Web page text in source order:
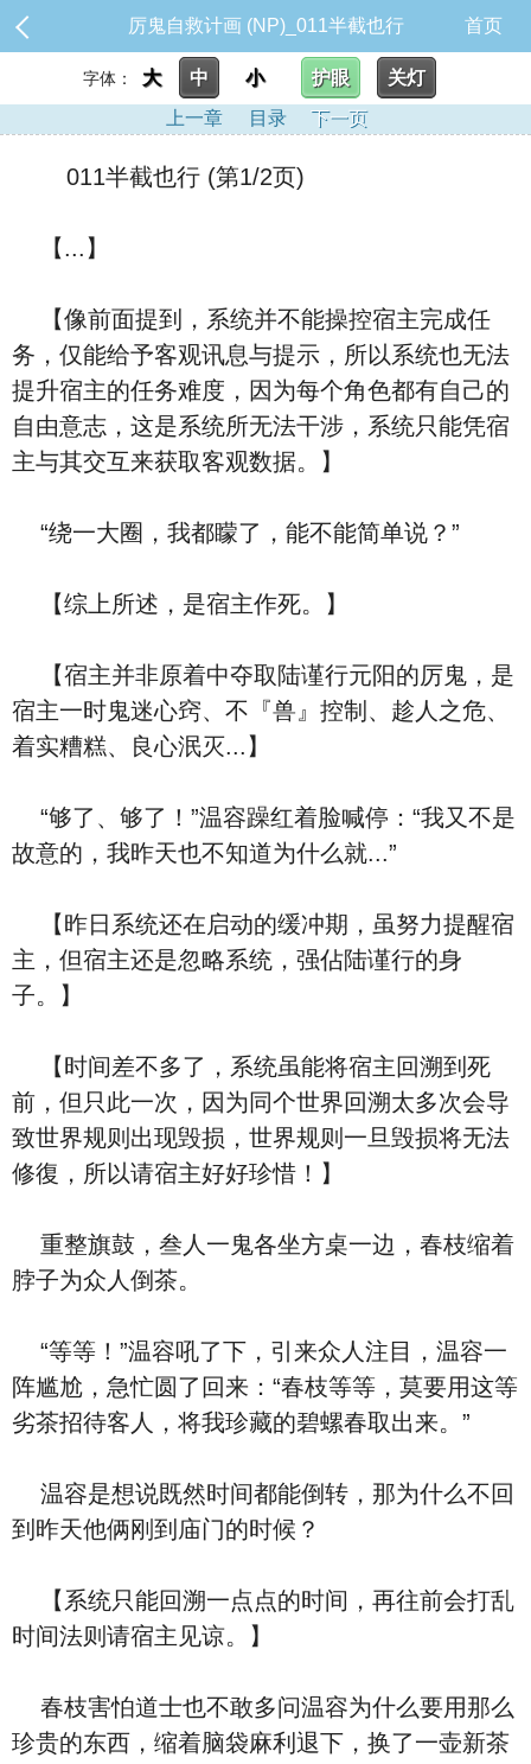
厉鬼自救计画 (NP)_011半截也行 首页
字体： 大 中 小 护眼
关灯
上一章
目录 下一页
011半截也行 (第1/2页)
【...】
【像前面提到，系统并不能操控宿主完成任
务，仅能给予客观讯息与提示，所以系统也无法
提升宿主的任务难度，因为每个角色都有自己的
自由意志，这是系统所无法干涉，系统只能凭宿
主与其交互来获取客观数据。】
“绕一大圈，我都矇了，能不能简单说？”
【综上所述，是宿主作死。】
【宿主并非原着中夺取陆谨行元阳的厉鬼，是
宿主一时鬼迷心窍、不『兽』控制、趁人之危、
着实糟糕、良心泯灭...】
“够了、够了！”温容躁红着脸喊停：“我又不是
故意的，我昨天也不知道为什么就...”
【昨日系统还在启动的缓冲期，虽努力提醒宿
主，但宿主还是忽略系统，强佔陆谨行的身
子。】
【时间差不多了，系统虽能将宿主回溯到死
前，但只此一次，因为同个世界回溯太多次会导
致世界规则出现毁损，世界规则一旦毁损将无法
修復，所以请宿主好好珍惜！】
重整旗鼓，叁人一鬼各坐方桌一边，春枝缩着
脖子为众人倒茶。
“等等！”温容吼了下，引来众人注目，温容一
阵尴尬，急忙圆了回来：“春枝等等，莫要用这等
劣茶招待客人，将我珍藏的碧螺春取出来。”
温容是想说既然时间都能倒转，那为什么不回
到昨天他俩刚到庙门的时候？
【系统只能回溯一点点的时间，再往前会打乱
时间法则请宿主见谅。】
春枝害怕道士也不敢多问温容为什么要用那么
珍贵的东西，缩着脑袋麻利退下，换了一壶新茶